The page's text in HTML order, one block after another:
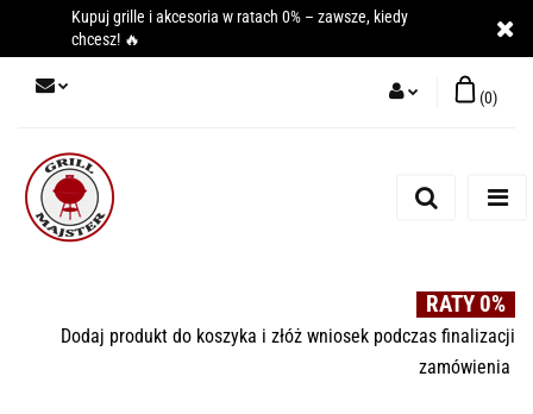
Kupuj grille i akcesoria w ratach 0% – zawsze, kiedy
chcesz! 🔥
Zarejestruj się
(0)
RATY 0%
Dodaj produkt do koszyka i złóż wniosek podczas finalizacji
zamówienia